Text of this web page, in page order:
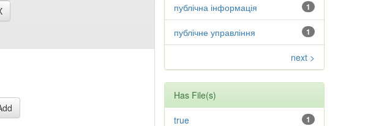
1
публічна інформація
1
публічне управління
next >
Has File(s)
1
true